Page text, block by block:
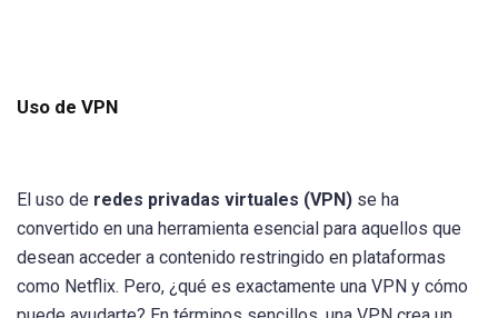
Uso de VPN
El uso de redes privadas virtuales (VPN) se ha
convertido en una herramienta esencial para aquellos que
desean acceder a contenido restringido en plataformas
como Netflix. Pero, ¿qué es exactamente una VPN y cómo